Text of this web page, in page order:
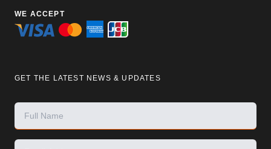
WE ACCEPT
GET THE LATEST NEWS & UPDATES